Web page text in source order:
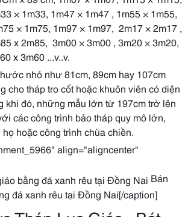
× 1m33, 1m47 × 1m47 , 1m55 × 1m55,
× 1m75, 1m97 × 1m97, 2m17 × 2m17 ,
x 2m85, 3m00 × 3m00 , 3m20 × 3m20,
x 3m60 ...v..v.
nhỏ như 81cm, 89cm hay 107cm
cho tháp tro cốt hoặc khuôn viên có diện
khi đó, những mẫu lớn từ 197cm trở lên
các công trình bảo tháp quy mô lớn,
hoặc công trình chùa chiền.
align="aligncenter"
Bán
đá xanh rêu tại Đồng Nai[/caption]